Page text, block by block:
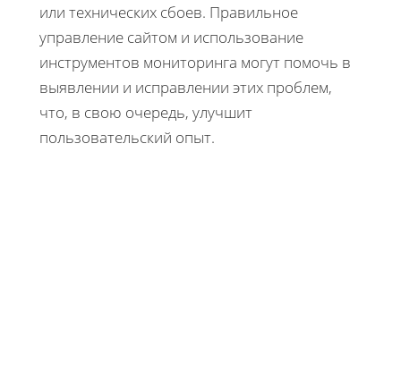
или технических сбоев. Правильное
управление сайтом и использование
инструментов мониторинга могут помочь в
выявлении и исправлении этих проблем,
что, в свою очередь, улучшит
пользовательский опыт.